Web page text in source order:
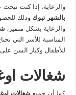
والرعاية، إذا كنت تبحث
بالشهر تبوك وذلك
والرعاية بشكل متميز،
المناسبة للأسر التي
للأطفال وكبار السن على
شغالات
كما أن جميعشغالات